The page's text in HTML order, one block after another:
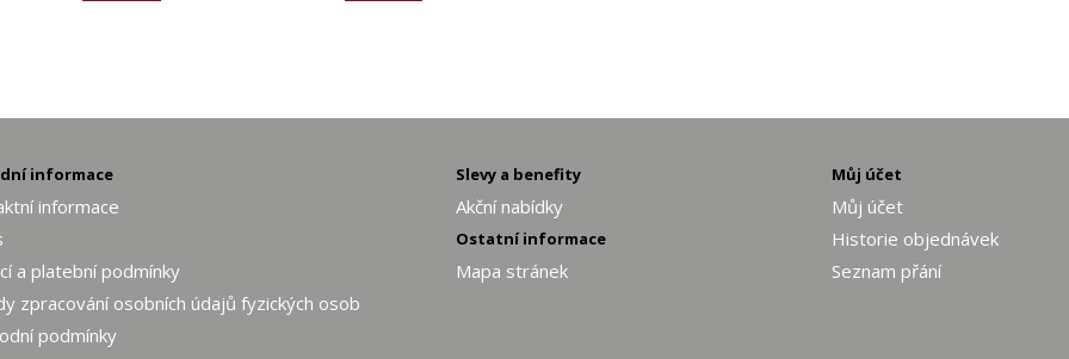
informace
informace
a platební podmínky
zpracování osobních údajů fyzických osob
podmínky
Slevy a benefity
Akční nabídky
Ostatní informace
Mapa stránek
Můj účet
Můj účet
Historie objednávek
Seznam přání